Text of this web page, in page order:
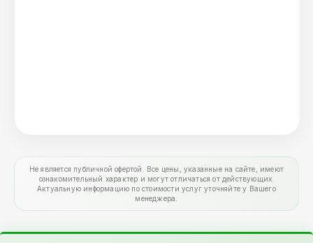
Не является публичной офертой. Все цены, указанные на сайте, имеют
ознакомительный характер и могут отличаться от действующих.
Актуальную информацию по стоимости услуг уточняйте у Вашего
менеджера.